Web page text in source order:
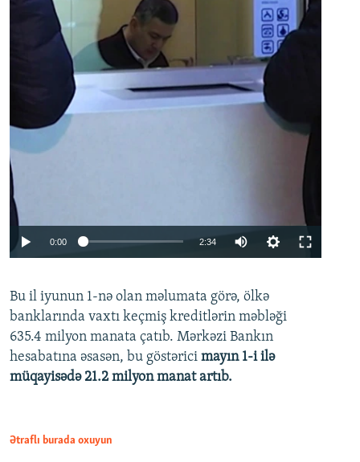
0:00 2:34
360p
480p
720p
Bu il iyunun 1-nə olan məlumata görə, ölkə
banklarında vaxtı keçmiş kreditlərin məbləği
635.4 milyon manata çatıb. Mərkəzi Bankın
hesabatına əsasən, bu göstərici mayın 1-i ilə
müqayisədə 21.2 milyon manat artıb.
Ətraflı burada oxuyun